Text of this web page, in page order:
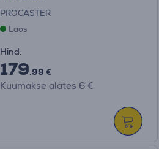
PROCASTER
Laos
Hind:
179.99 €
Kuumakse alates 6 €